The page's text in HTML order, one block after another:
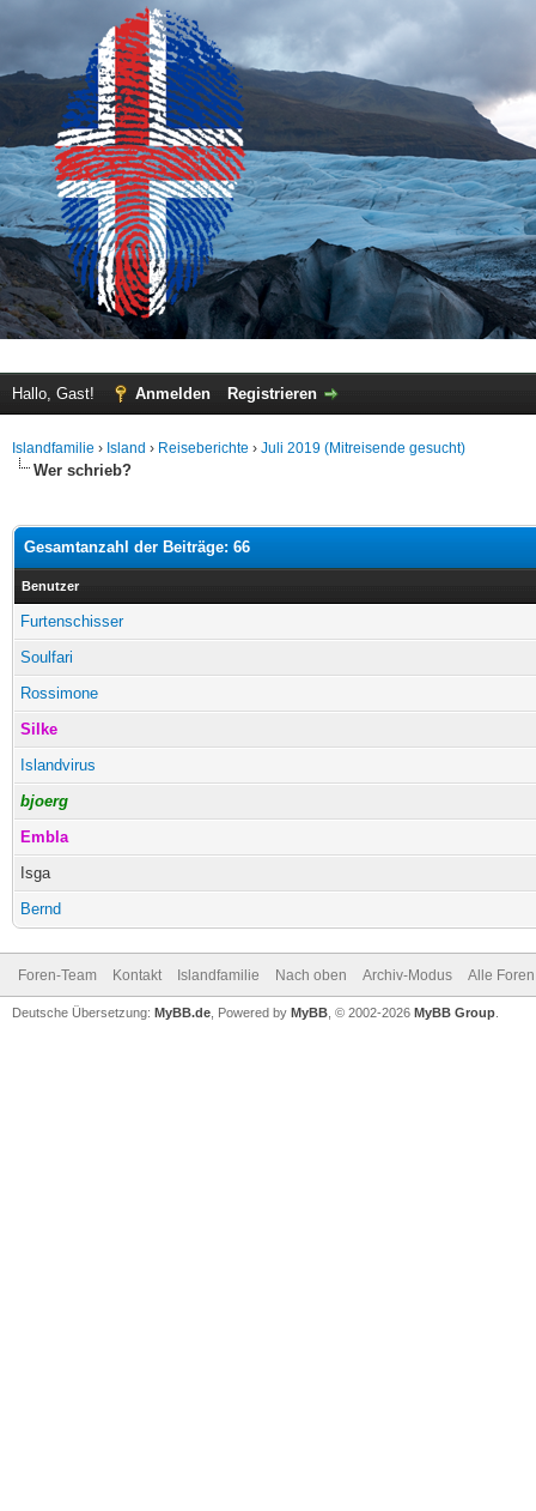
Hallo, Gast! Anmelden Registrieren
Islandfamilie › Island › Reiseberichte › Juli 2019 (Mitreisende gesucht)
Wer schrieb?
Gesamtanzahl der Beiträge: 66
Benutzer
Furtenschisser
Soulfari
Rossimone
Silke
Islandvirus
bjoerg
Embla
Isga
Bernd
Foren-Team Kontakt Islandfamilie Nach oben Archiv-Modus Alle
Deutsche Übersetzung: MyBB.de , Powered by MyBB , © 2002-2026 MyBB Group